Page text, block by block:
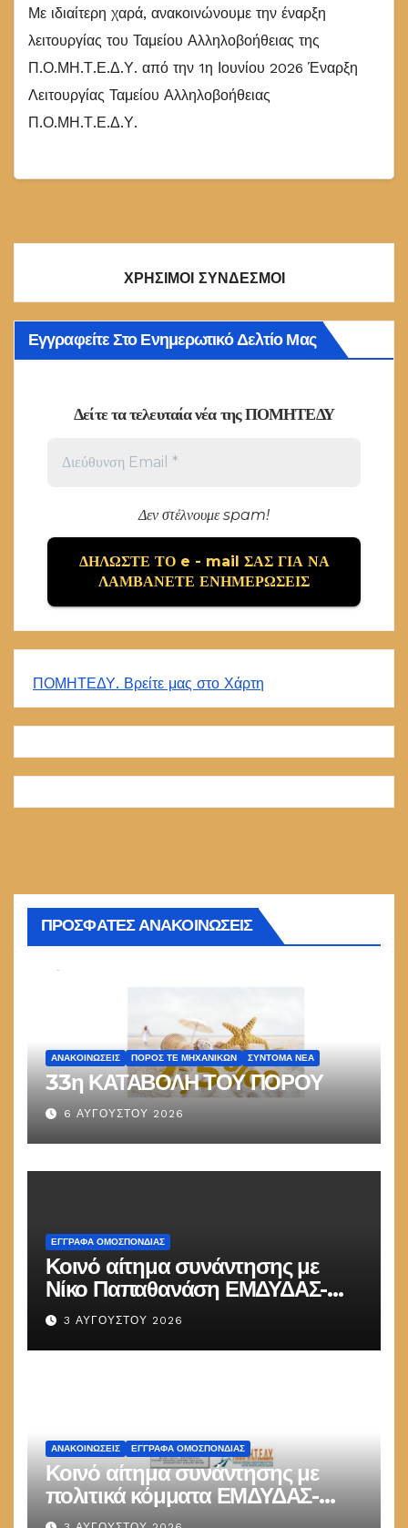
Με ιδιαίτερη χαρά, ανακοινώνουμε την έναρξη
λειτουργίας του Ταμείου Αλληλοβοήθειας της
Π.Ο.ΜΗ.Τ.Ε.Δ.Υ. από την 1η Ιουνίου 2026 Έναρξη
Λειτουργίας Ταμείου Αλληλοβοήθειας
Π.Ο.ΜΗ.Τ.Ε.Δ.Υ.
ΧΡΗΣΙΜΟΙ ΣΥΝΔΕΣΜΟΙ
Εγγραφείτε Στο Ενημερωτικό Δελτίο Μας
Δείτε τα τελευταία νέα της ΠΟΜΗΤΕΔΥ
Δεν στέλνουμε spam!
ΠΟΜΗΤΕΔΥ. Βρείτε μας στο Χάρτη
ΠΡΟΣΦΑΤΕΣ ΑΝΑΚΟΙΝΩΣΕΙΣ
ΑΝΑΚΟΙΝΏΣΕΙΣ ΠΌΡΟΣ ΤΕ ΜΗΧΑΝΙΚΏΝ ΣΎΝΤΟΜΑ ΝΈΑ
33η ΚΑΤΑΒΟΛΗ ΤΟΥ ΠΟΡΟΥ
6 ΑΥΓΟΎΣΤΟΥ 2026
ΕΓΓΡΑΦΑ ΟΜΟΣΠΟΝΔΙΑΣ
Κοινό αίτημα συνάντησης με
Νίκο Παπαθανάση ΕΜΔΥΔΑΣ-
ΠΟΜΗΤΕΔΥ
3 ΑΥΓΟΎΣΤΟΥ 2026
ΑΝΑΚΟΙΝΏΣΕΙΣ ΕΓΓΡΑΦΑ ΟΜΟΣΠΟΝΔΙΑΣ
Κοινό αίτημα συνάντησης με
πολιτικά κόμματα ΕΜΔΥΔΑΣ-
ΠΟΜΗΤΕΔΥ